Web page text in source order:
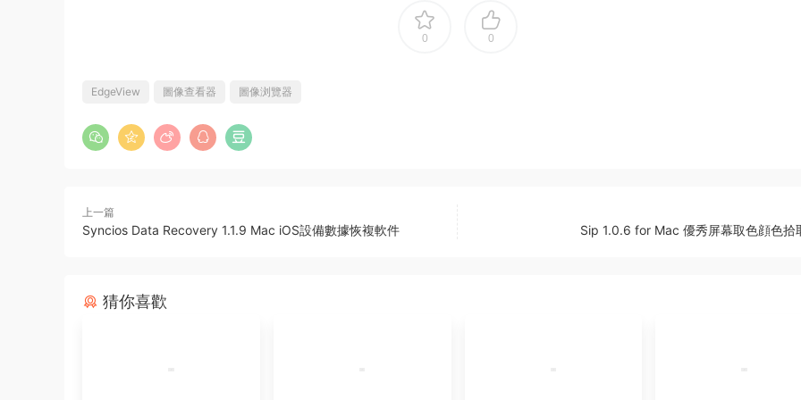
0 0
EdgeView 圖像查看器 圖像浏覽器
上一篇
Syncios Data Recovery 1.1.9 Mac iOS設備數據恢複軟件 Sip 1.0.6 for Mac 優秀屏幕取色顔色拾
猜你喜歡